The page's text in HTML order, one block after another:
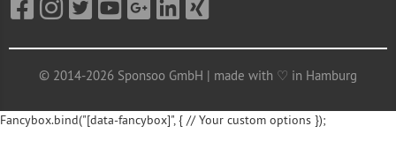
© 2014-2026 Sponsoo GmbH | made with ♡ in Hamburg
Fancybox.bind("[data-fancybox]", { // Your custom options });